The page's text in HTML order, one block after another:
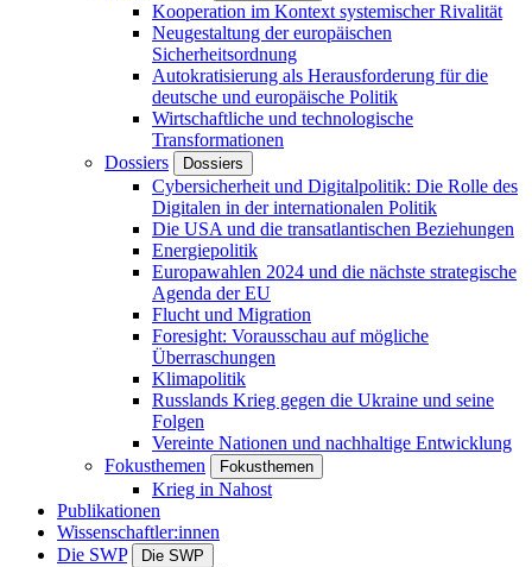
Kooperation im Kontext systemischer Rivalität
Neugestaltung der europäischen
Sicherheitsordnung
Autokratisierung als Herausforderung für die
deutsche und europäische Politik
Wirtschaftliche und technologische
Transformationen
Dossiers
Dossiers
Cybersicherheit und Digitalpolitik: Die Rolle des
Digitalen in der internationalen Politik
Die USA und die transatlantischen Beziehungen
Energiepolitik
Europawahlen 2024 und die nächste strategische
Agenda der EU
Flucht und Migration
Foresight: Vorausschau auf mögliche
Überraschungen
Klimapolitik
Russlands Krieg gegen die Ukraine und seine
Folgen
Vereinte Nationen und nachhaltige Entwicklung
Fokusthemen
Fokusthemen
Krieg in Nahost
Publikationen
Wissenschaftler:innen
Die SWP
Die SWP